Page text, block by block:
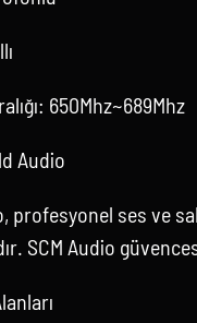
650Mhz~689Mhz
Audio
profesyonel ses ve
SCM Audio